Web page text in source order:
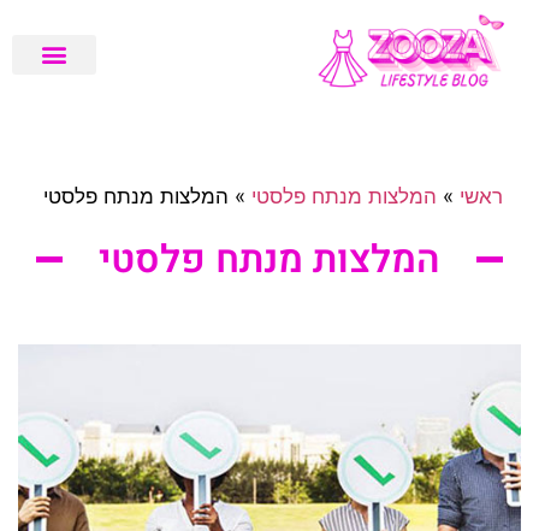
ראשי » המלצות מנתח פלסטי » המלצות מנתח פלסטי
המלצות מנתח פלסטי